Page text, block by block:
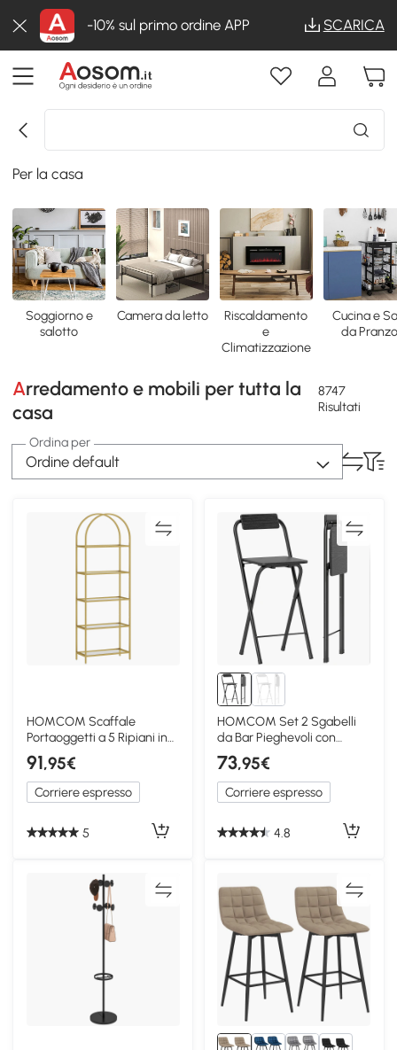
-10% sul primo ordine APP SCARICA
Per la casa
Soggiorno e
salotto
Camera da letto
Riscaldamento
e
Climatizzazione
Cucina e
da
Arredamento e mobili per tutta la
casa
8747
Risultati
Ordina per
Ordine default
HOMCOM Scaffale
Portaoggetti a 5 Ripiani in
Acciaio e Vetro Oro
91,95€
Corriere espresso
5
HOMCOM Set 2 Sgabelli
da Bar Pieghevoli con
Poggiapiedi Nero
73,95€
Corriere espresso
4.8